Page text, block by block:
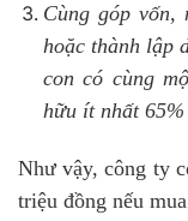
Cùng góp vốn,
hoặc thành lập
con có cùng
hữu ít nhất
Như vậy, công ty
triệu đồng nếu